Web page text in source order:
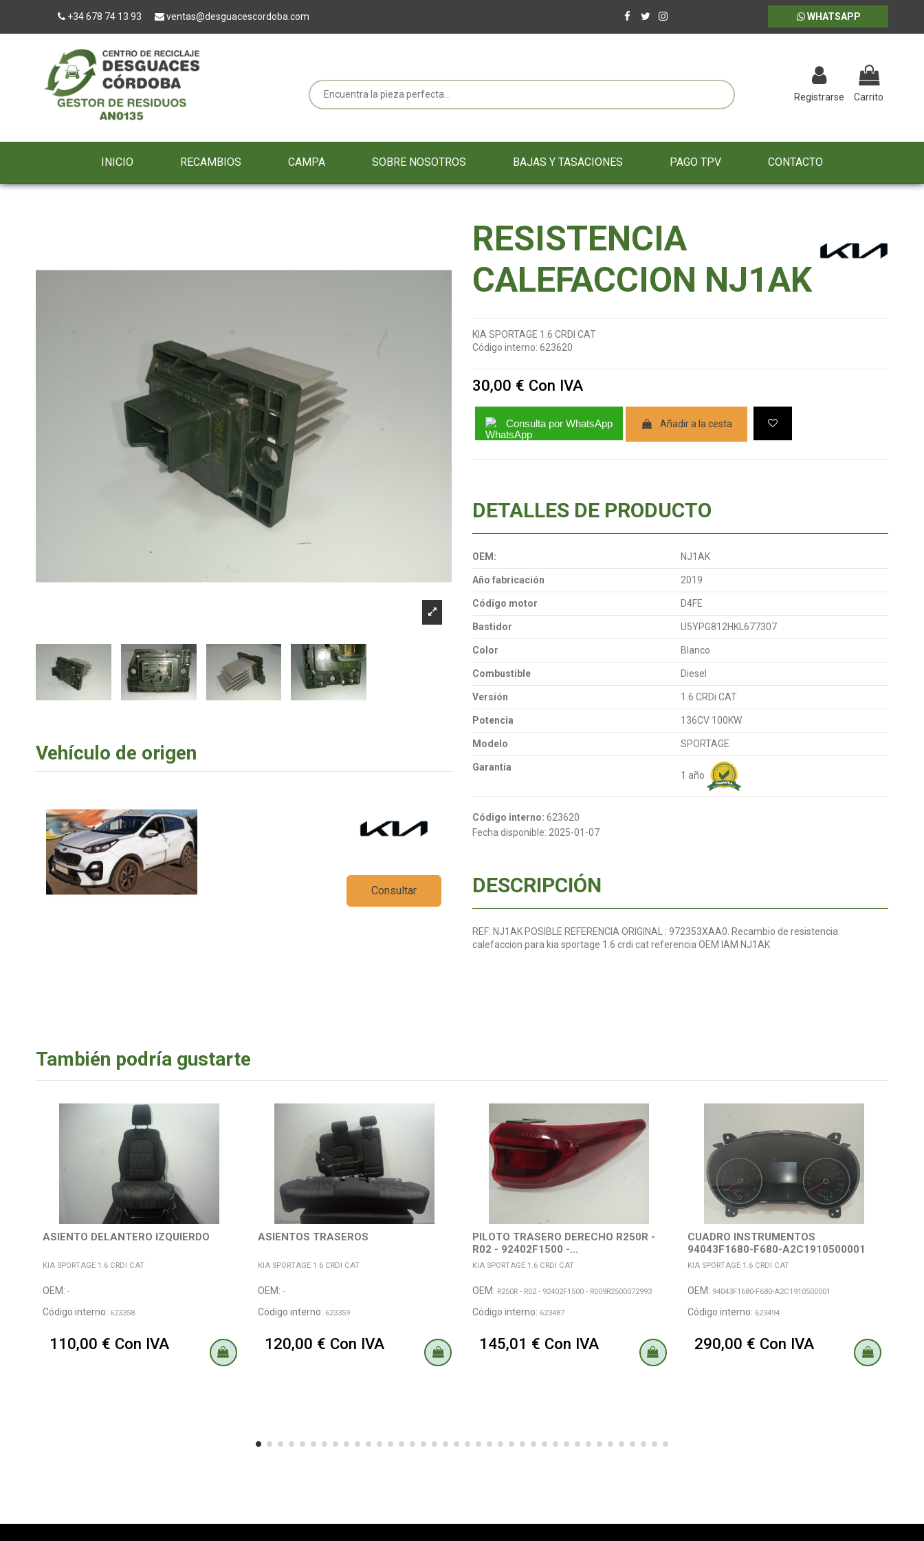
+34 678 74 13 93 ventas@desguacescordoba.com WHATSAPP
Registrarse Carrito
INICIO RECAMBIOS CAMPA SOBRE NOSOTROS BAJAS Y TASACIONES PAGO TPV CONTACTO
Vehículo de origen
Consultar
RESISTENCIA
CALEFACCION NJ1AK
KIA SPORTAGE 1.6 CRDI CAT
Código interno: 623620
30,00 € Con IVA
Consulta por WhatsApp Añadir a la cesta
DETALLES DE PRODUCTO
OEM: NJ1AK
Año fabricación 2019
Código motor D4FE
Bastidor U5YPG812HKL677307
Color Blanco
Combustible Diesel
Versión 1.6 CRDi CAT
Potencia 136CV 100KW
Modelo SPORTAGE
Garantia
1 año
Código interno: 623620
Fecha disponible: 2025-01-07
DESCRIPCIÓN
REF: NJ1AK POSIBLE REFERENCIA ORIGINAL : 972353XAA0. Recambio de resistencia
calefaccion para kia sportage 1.6 crdi cat referencia OEM IAM NJ1AK
También podría gustarte
ASIENTO DELANTERO IZQUIERDO
KIA SPORTAGE 1.6 CRDI CAT
OEM: -
Código interno: 623358
110,00 € Con IVA
ASIENTOS TRASEROS
KIA SPORTAGE 1.6 CRDI CAT
OEM: -
Código interno: 623359
120,00 € Con IVA
PILOTO TRASERO DERECHO R250R -
R02 - 92402F1500 -...
KIA SPORTAGE 1.6 CRDI CAT
OEM: R250R - R02 - 92402F1500 - R009R2500072993
Código interno: 623487
145,01 € Con IVA
CUADRO INSTRUMENTOS
94043F1680-F680-A2C1910500001
KIA SPORTAGE 1.6 CRDI CAT
OEM: 94043F1680-F680-A2C1910500001
Código interno: 623494
290,00 € Con IVA